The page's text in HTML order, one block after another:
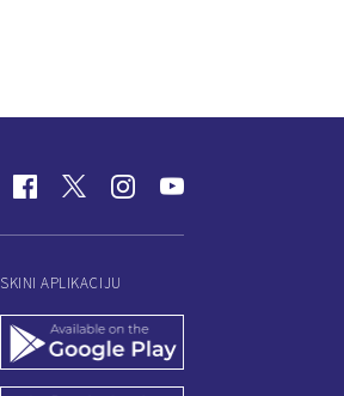
SKINI APLIKACIJU